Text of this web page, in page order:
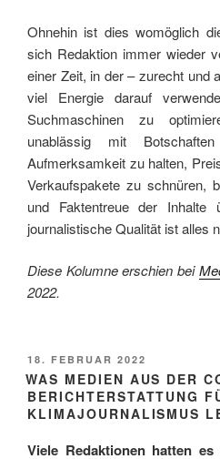
Ohnehin ist dies womöglich
sich Redaktion immer wieder
einer Zeit, in der – zurecht und
viel Energie darauf
Suchmaschinen zu
unablässig mit
Aufmerksamkeit zu halten,
Verkaufspakete zu schnüren,
und Faktentreue der Inhalte
journalistische Qualität ist alles
Diese Kolumne erschien bei
2022.
VERÖFFENTLICHT
AM
18. FEBRUAR 2022
WAS MEDIEN AUS DER
BERICHTERSTATTUNG
KLIMAJOURNALISMUS
Viele Redaktionen hatten